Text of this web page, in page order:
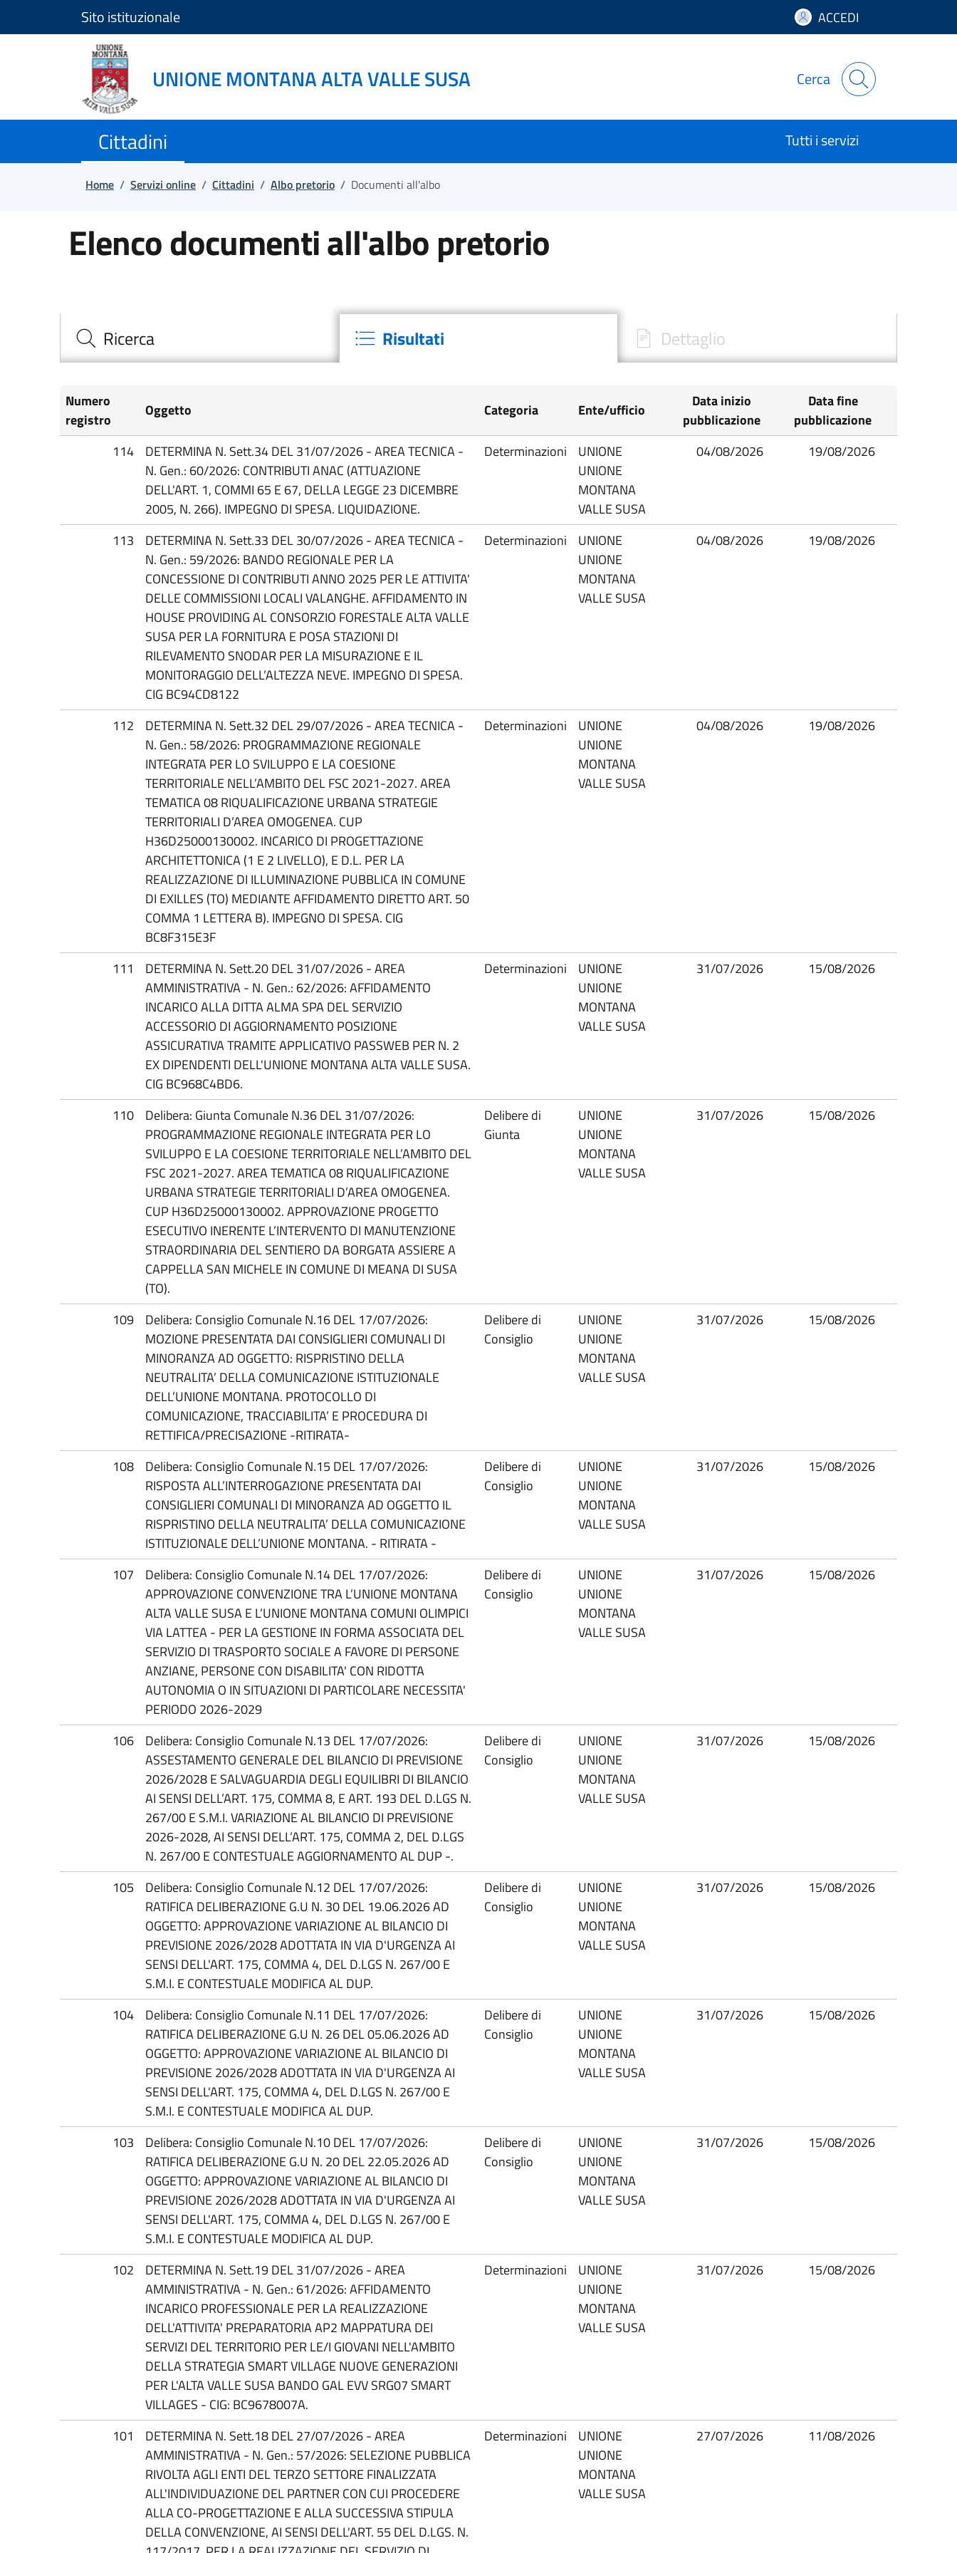
Salta e vai al contenuto
Salta e vai al footer
Sito istituzionale ACCEDI
UNIONE MONTANA ALTA VALLE SUSA Cerca
Cittadini Tutti i servizi
Home / Servizi online / Cittadini / Albo pretorio / Documenti all'albo
Elenco documenti all'albo pretorio
Ricerca Risultati Dettaglio
Numero
registro
Oggetto Categoria Ente/ufficio
Data inizio
pubblicazione
Data fine
pubblicazione
114
DETERMINA N. Sett.34 DEL 31/07/2026 - AREA TECNICA -
N. Gen.: 60/2026: CONTRIBUTI ANAC (ATTUAZIONE
DELL'ART. 1, COMMI 65 E 67, DELLA LEGGE 23 DICEMBRE
2005, N. 266). IMPEGNO DI SPESA. LIQUIDAZIONE.
Determinazioni
UNIONE
UNIONE
MONTANA
VALLE SUSA
04/08/2026 19/08/2026
113
DETERMINA N. Sett.33 DEL 30/07/2026 - AREA TECNICA -
N. Gen.: 59/2026: BANDO REGIONALE PER LA
CONCESSIONE DI CONTRIBUTI ANNO 2025 PER LE ATTIVITA'
DELLE COMMISSIONI LOCALI VALANGHE. AFFIDAMENTO IN
HOUSE PROVIDING AL CONSORZIO FORESTALE ALTA VALLE
SUSA PER LA FORNITURA E POSA STAZIONI DI
RILEVAMENTO SNODAR PER LA MISURAZIONE E IL
MONITORAGGIO DELL’ALTEZZA NEVE. IMPEGNO DI SPESA.
CIG BC94CD8122
Determinazioni
UNIONE
UNIONE
MONTANA
VALLE SUSA
04/08/2026 19/08/2026
112
DETERMINA N. Sett.32 DEL 29/07/2026 - AREA TECNICA -
N. Gen.: 58/2026: PROGRAMMAZIONE REGIONALE
INTEGRATA PER LO SVILUPPO E LA COESIONE
TERRITORIALE NELL’AMBITO DEL FSC 2021-2027. AREA
TEMATICA 08 RIQUALIFICAZIONE URBANA STRATEGIE
TERRITORIALI D’AREA OMOGENEA. CUP
H36D25000130002. INCARICO DI PROGETTAZIONE
ARCHITETTONICA (1 E 2 LIVELLO), E D.L. PER LA
REALIZZAZIONE DI ILLUMINAZIONE PUBBLICA IN COMUNE
DI EXILLES (TO) MEDIANTE AFFIDAMENTO DIRETTO ART. 50
COMMA 1 LETTERA B). IMPEGNO DI SPESA. CIG
BC8F315E3F
Determinazioni
UNIONE
UNIONE
MONTANA
VALLE SUSA
04/08/2026 19/08/2026
111
DETERMINA N. Sett.20 DEL 31/07/2026 - AREA
AMMINISTRATIVA - N. Gen.: 62/2026: AFFIDAMENTO
INCARICO ALLA DITTA ALMA SPA DEL SERVIZIO
ACCESSORIO DI AGGIORNAMENTO POSIZIONE
ASSICURATIVA TRAMITE APPLICATIVO PASSWEB PER N. 2
EX DIPENDENTI DELL'UNIONE MONTANA ALTA VALLE SUSA.
CIG BC968C4BD6.
Determinazioni
UNIONE
UNIONE
MONTANA
VALLE SUSA
31/07/2026 15/08/2026
110
Delibera: Giunta Comunale N.36 DEL 31/07/2026:
PROGRAMMAZIONE REGIONALE INTEGRATA PER LO
SVILUPPO E LA COESIONE TERRITORIALE NELL’AMBITO DEL
FSC 2021-2027. AREA TEMATICA 08 RIQUALIFICAZIONE
URBANA STRATEGIE TERRITORIALI D’AREA OMOGENEA.
CUP H36D25000130002. APPROVAZIONE PROGETTO
ESECUTIVO INERENTE L’INTERVENTO DI MANUTENZIONE
STRAORDINARIA DEL SENTIERO DA BORGATA ASSIERE A
CAPPELLA SAN MICHELE IN COMUNE DI MEANA DI SUSA
(TO).
Delibere di
Giunta
UNIONE
UNIONE
MONTANA
VALLE SUSA
31/07/2026 15/08/2026
109
Delibera: Consiglio Comunale N.16 DEL 17/07/2026:
MOZIONE PRESENTATA DAI CONSIGLIERI COMUNALI DI
MINORANZA AD OGGETTO: RISPRISTINO DELLA
NEUTRALITA’ DELLA COMUNICAZIONE ISTITUZIONALE
DELL’UNIONE MONTANA. PROTOCOLLO DI
COMUNICAZIONE, TRACCIABILITA’ E PROCEDURA DI
RETTIFICA/PRECISAZIONE -RITIRATA-
Delibere di
Consiglio
UNIONE
UNIONE
MONTANA
VALLE SUSA
31/07/2026 15/08/2026
108
Delibera: Consiglio Comunale N.15 DEL 17/07/2026:
RISPOSTA ALL’INTERROGAZIONE PRESENTATA DAI
CONSIGLIERI COMUNALI DI MINORANZA AD OGGETTO IL
RISPRISTINO DELLA NEUTRALITA’ DELLA COMUNICAZIONE
ISTITUZIONALE DELL’UNIONE MONTANA. - RITIRATA -
Delibere di
Consiglio
UNIONE
UNIONE
MONTANA
VALLE SUSA
31/07/2026 15/08/2026
107
Delibera: Consiglio Comunale N.14 DEL 17/07/2026:
APPROVAZIONE CONVENZIONE TRA L’UNIONE MONTANA
ALTA VALLE SUSA E L’UNIONE MONTANA COMUNI OLIMPICI
VIA LATTEA - PER LA GESTIONE IN FORMA ASSOCIATA DEL
SERVIZIO DI TRASPORTO SOCIALE A FAVORE DI PERSONE
ANZIANE, PERSONE CON DISABILITA' CON RIDOTTA
AUTONOMIA O IN SITUAZIONI DI PARTICOLARE NECESSITA'
PERIODO 2026-2029
Delibere di
Consiglio
UNIONE
UNIONE
MONTANA
VALLE SUSA
31/07/2026 15/08/2026
106
Delibera: Consiglio Comunale N.13 DEL 17/07/2026:
ASSESTAMENTO GENERALE DEL BILANCIO DI PREVISIONE
2026/2028 E SALVAGUARDIA DEGLI EQUILIBRI DI BILANCIO
AI SENSI DELL’ART. 175, COMMA 8, E ART. 193 DEL D.LGS N.
267/00 E S.M.I. VARIAZIONE AL BILANCIO DI PREVISIONE
2026-2028, AI SENSI DELL’ART. 175, COMMA 2, DEL D.LGS
N. 267/00 E CONTESTUALE AGGIORNAMENTO AL DUP -.
Delibere di
Consiglio
UNIONE
UNIONE
MONTANA
VALLE SUSA
31/07/2026 15/08/2026
105
Delibera: Consiglio Comunale N.12 DEL 17/07/2026:
RATIFICA DELIBERAZIONE G.U N. 30 DEL 19.06.2026 AD
OGGETTO: APPROVAZIONE VARIAZIONE AL BILANCIO DI
PREVISIONE 2026/2028 ADOTTATA IN VIA D'URGENZA AI
SENSI DELL'ART. 175, COMMA 4, DEL D.LGS N. 267/00 E
S.M.I. E CONTESTUALE MODIFICA AL DUP.
Delibere di
Consiglio
UNIONE
UNIONE
MONTANA
VALLE SUSA
31/07/2026 15/08/2026
104
Delibera: Consiglio Comunale N.11 DEL 17/07/2026:
RATIFICA DELIBERAZIONE G.U N. 26 DEL 05.06.2026 AD
OGGETTO: APPROVAZIONE VARIAZIONE AL BILANCIO DI
PREVISIONE 2026/2028 ADOTTATA IN VIA D'URGENZA AI
SENSI DELL'ART. 175, COMMA 4, DEL D.LGS N. 267/00 E
S.M.I. E CONTESTUALE MODIFICA AL DUP.
Delibere di
Consiglio
UNIONE
UNIONE
MONTANA
VALLE SUSA
31/07/2026 15/08/2026
103
Delibera: Consiglio Comunale N.10 DEL 17/07/2026:
RATIFICA DELIBERAZIONE G.U N. 20 DEL 22.05.2026 AD
OGGETTO: APPROVAZIONE VARIAZIONE AL BILANCIO DI
PREVISIONE 2026/2028 ADOTTATA IN VIA D'URGENZA AI
SENSI DELL'ART. 175, COMMA 4, DEL D.LGS N. 267/00 E
S.M.I. E CONTESTUALE MODIFICA AL DUP.
Delibere di
Consiglio
UNIONE
UNIONE
MONTANA
VALLE SUSA
31/07/2026 15/08/2026
102
DETERMINA N. Sett.19 DEL 31/07/2026 - AREA
AMMINISTRATIVA - N. Gen.: 61/2026: AFFIDAMENTO
INCARICO PROFESSIONALE PER LA REALIZZAZIONE
DELL'ATTIVITA' PREPARATORIA AP2 MAPPATURA DEI
SERVIZI DEL TERRITORIO PER LE/I GIOVANI NELL'AMBITO
DELLA STRATEGIA SMART VILLAGE NUOVE GENERAZIONI
PER L'ALTA VALLE SUSA BANDO GAL EVV SRG07 SMART
VILLAGES - CIG: BC9678007A.
Determinazioni
UNIONE
UNIONE
MONTANA
VALLE SUSA
31/07/2026 15/08/2026
101
DETERMINA N. Sett.18 DEL 27/07/2026 - AREA
AMMINISTRATIVA - N. Gen.: 57/2026: SELEZIONE PUBBLICA
RIVOLTA AGLI ENTI DEL TERZO SETTORE FINALIZZATA
ALL'INDIVIDUAZIONE DEL PARTNER CON CUI PROCEDERE
ALLA CO-PROGETTAZIONE E ALLA SUCCESSIVA STIPULA
DELLA CONVENZIONE, AI SENSI DELL'ART. 55 DEL D.LGS. N.
Determinazioni
UNIONE
UNIONE
MONTANA
VALLE SUSA
27/07/2026 11/08/2026